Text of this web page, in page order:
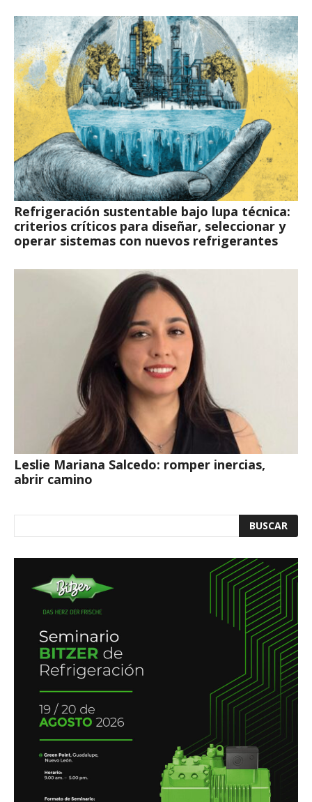
Refrigeración sustentable bajo lupa técnica:
criterios críticos para diseñar, seleccionar y
operar sistemas con nuevos refrigerantes
Leslie Mariana Salcedo: romper inercias,
abrir camino